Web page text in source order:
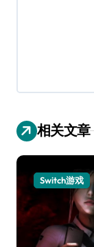
相关文章
Switch游戏